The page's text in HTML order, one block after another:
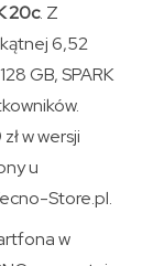
20c. Z
6,52
GB, SPARK
w wersji
u
Store.pl.
w